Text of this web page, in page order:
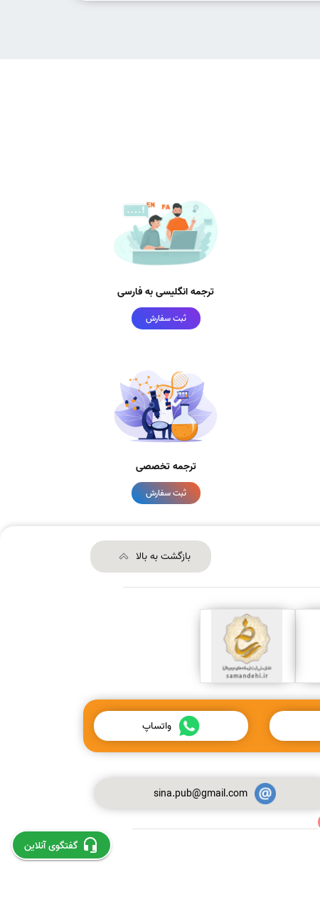
ترجمه انگلیسی به فارسی
ثبت سفارش
ترجمه تخصصی
ثبت سفارش
بازگشت به بالا
واتساپ
sina.pub@gmail.com
گفتگوی آنلاین